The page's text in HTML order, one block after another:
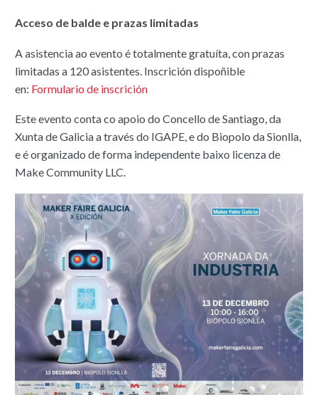
Acceso de balde e prazas limitadas
A asistencia ao evento é totalmente gratuíta, con prazas
limitadas a 120 asistentes. Inscrición dispoñible
en: Formulario de inscrición
Este evento conta co apoio do Concello de Santiago, da
Xunta de Galicia a través do IGAPE, e do Biopolo da Sionlla,
e é organizado de forma independente baixo licenza de
Make Community LLC.